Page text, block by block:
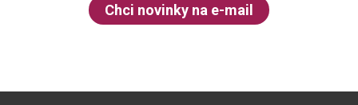
Chci novinky na e-mail